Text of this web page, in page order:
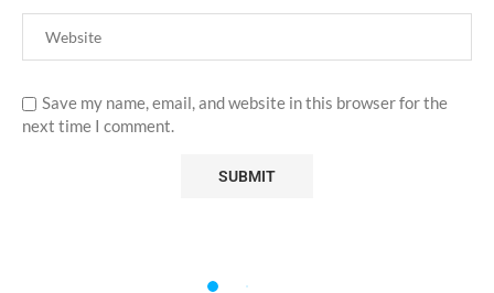
Save my name, email, and website in this browser for the
next time I comment.